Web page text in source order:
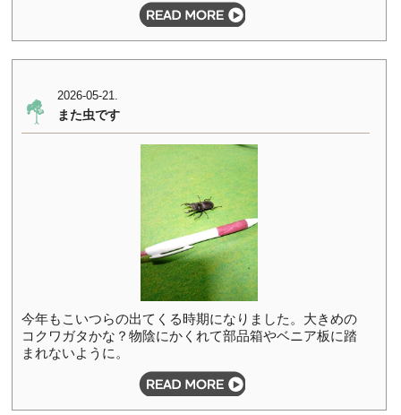
2026-05-21.
また虫です
今年もこいつらの出てくる時期になりました。大きめの
コクワガタかな？物陰にかくれて部品箱やベニア板に踏
まれないように。